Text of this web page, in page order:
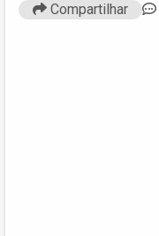
Compartilhar